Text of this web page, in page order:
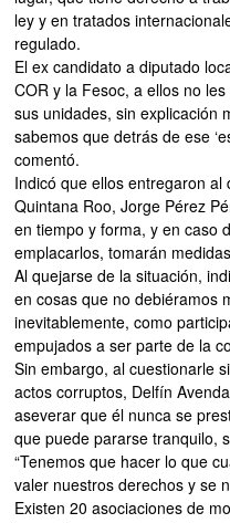
ley y en tratados
regulado.
El ex candidato a diputado
COR y la Fesoc, a ellos no
sus unidades, sin explicación
sabemos que detrás de ese
comentó.
Indicó que ellos entregaron
Quintana Roo, Jorge Pérez
en tiempo y forma, y en caso
emplacarlos, tomarán
Al quejarse de la situación,
en cosas que no debiéramos
inevitablemente, como
empujados a ser parte de la
Sin embargo, al cuestionarle
actos corruptos, Delfín
aseverar que él nunca se
que puede pararse tranquilo,
“Tenemos que hacer lo que
valer nuestros derechos y se
Existen 20 asociaciones de